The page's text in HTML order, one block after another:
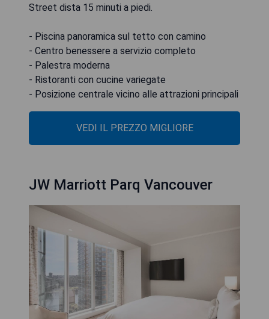
Street dista 15 minuti a piedi.
- Piscina panoramica sul tetto con camino
- Centro benessere a servizio completo
- Palestra moderna
- Ristoranti con cucine variegate
- Posizione centrale vicino alle attrazioni principali
VEDI IL PREZZO MIGLIORE
JW Marriott Parq Vancouver